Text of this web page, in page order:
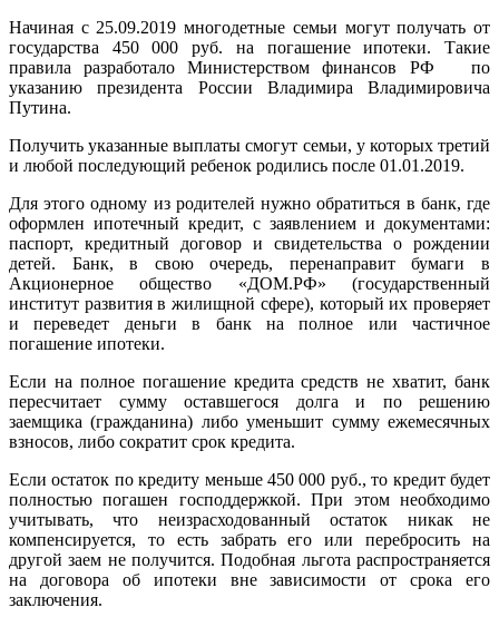
Начиная с 25.09.2019 многодетные семьи могут получать от
государства 450 000 руб. на погашение ипотеки. Такие
правила разработало Министерством финансов РФ по
указанию президента России Владимира Владимировича
Путина.
Получить указанные выплаты смогут семьи, у которых третий
и любой последующий ребенок родились после 01.01.2019.
Для этого одному из родителей нужно обратиться в банк, где
оформлен ипотечный кредит, с заявлением и документами:
паспорт, кредитный договор и свидетельства о рождении
детей. Банк, в свою очередь, перенаправит бумаги в
Акционерное общество «ДОМ.РФ» (государственный
институт развития в жилищной сфере), который их проверяет
и переведет деньги в банк на полное или частичное
погашение ипотеки.
Если на полное погашение кредита средств не хватит, банк
пересчитает сумму оставшегося долга и по решению
заемщика (гражданина) либо уменьшит сумму ежемесячных
взносов, либо сократит срок кредита.
Если остаток по кредиту меньше 450 000 руб., то кредит будет
полностью погашен господдержкой. При этом необходимо
учитывать, что неизрасходованный остаток никак не
компенсируется, то есть забрать его или перебросить на
другой заем не получится. Подобная льгота распространяется
на договора об ипотеки вне зависимости от срока его
заключения.